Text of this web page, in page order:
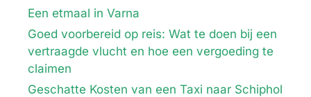
Een etmaal in Varna
Goed voorbereid op reis: Wat te doen bij een
vertraagde vlucht en hoe een vergoeding te
claimen
Geschatte Kosten van een Taxi naar Schiphol